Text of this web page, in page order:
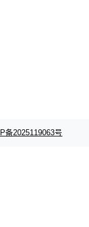
备2025119063号